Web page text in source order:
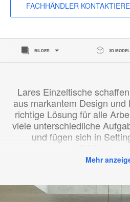
FACHHÄNDLER
BILDER 3D
Lares Einzeltische
aus markantem Design
richtige Lösung für alle
viele unterschiedliche
und fügen sich in
Mehr